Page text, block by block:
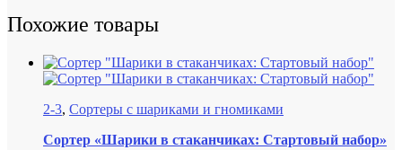
Похожие товары
2-3, Сортеры с шариками и гномиками
Сортер «Шарики в стаканчиках: Стартовый набор»